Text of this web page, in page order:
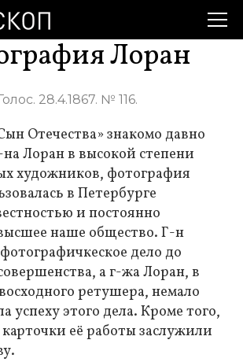
Лоран
28.4.1867. № 116.
Отечества» знакомо давно
Лоран в высокой степени
художников, фотография
в Петербурге
и постоянно
наше общество. Г-н
дело до
а г-жа Лоран, в
ретушера, немало
успеху этого дела. Кроме того,
её работы заслужили